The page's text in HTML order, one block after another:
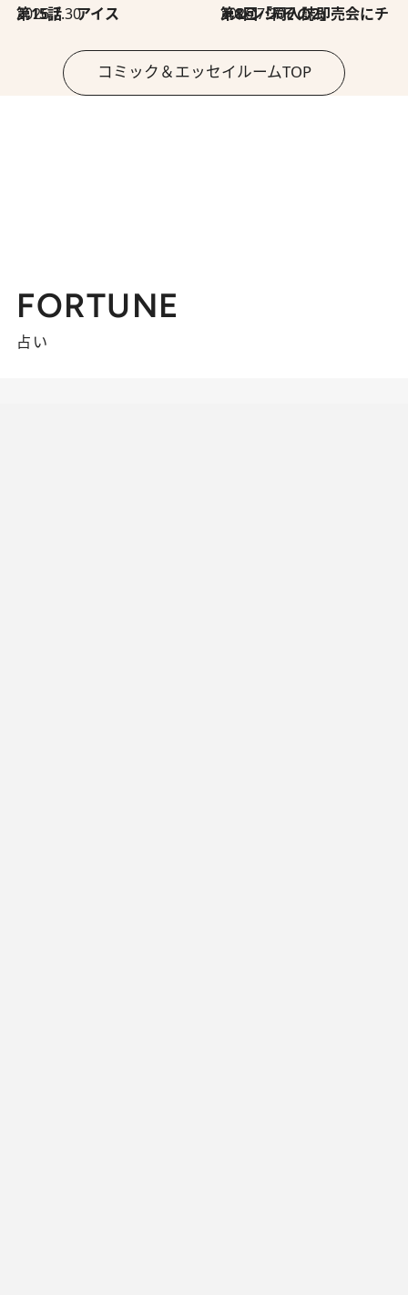
2026.7.30
第15話 アイス 2026.7.30
第8回「同人誌即売会にチャレンジ その2」
コミック＆エッセイルームTOP
FORTUNE
占い